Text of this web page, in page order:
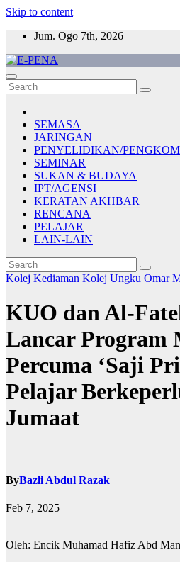
Skip to content
Jum. Ogo 7th, 2026
E-PENA
Berita Digital Terkini
SEMASA
JARINGAN
PENYELIDIKAN/
SEMINAR
SUKAN & BUDAYA
IPT/AGENSI
KERATAN AKHBAR
RENCANA
PELAJAR
LAIN-LAIN
Kolej Kediaman Kolej Ungku Omar
KUO dan Al-
Lancar Program
Percuma ‘Saji
Pelajar
Jumaat
ByBazli Abdul Razak
Feb 7, 2025
Oleh: Encik Muhamad Hafiz Abd